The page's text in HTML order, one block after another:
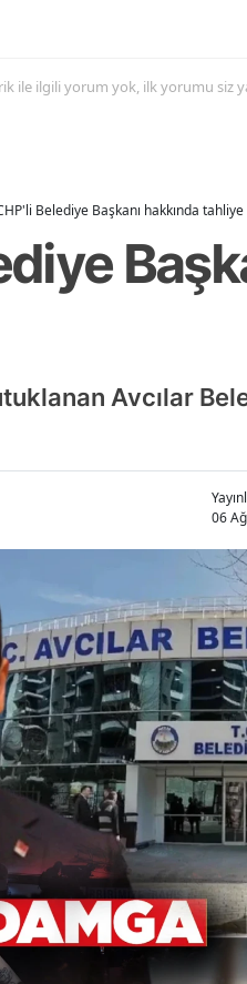
ile ilgili yorum yok, ilk yorumu siz
Belediye Başkanı hakkında tahliye
Avcılar
06